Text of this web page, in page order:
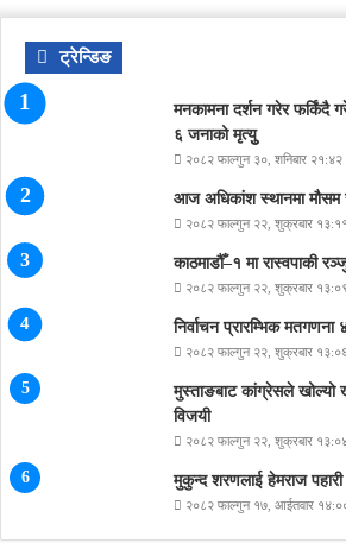
ट्रेन्डिङ
मनकामना दर्शन गरेर फर्किंदै
६ जनाको मृत्युु
२०८२ फाल्गुन ३०, शनिबार २१:४२
आज अधिकांश स्थानमा मौसम
२०८२ फाल्गुन २२, शुक्रबार
काठमाडौँ–१ मा रास्वपाकी
२०८२ फाल्गुन २२, शुक्रबार
निर्वाचन प्रारम्भिक मतगणना
२०८२ फाल्गुन २२, शुक्रबार
मुस्ताङबाट कांग्रेसले खोल्यो
विजयी
२०८२ फाल्गुन २२, शुक्रबार
मुकुन्द शरणलाई हेमराज
२०८२ फाल्गुन १७, आईतवार